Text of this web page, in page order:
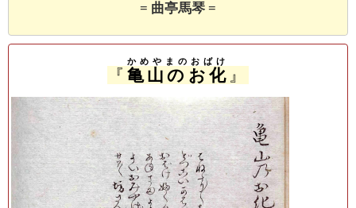
= 曲亭馬琴 =
『 亀山のお化
かめやまのおばけ
』